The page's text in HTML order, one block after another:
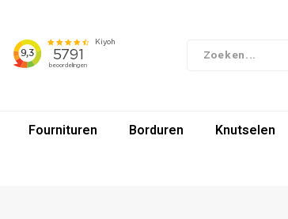
Fournituren Borduren Knutselen